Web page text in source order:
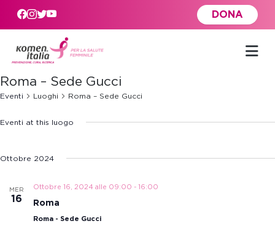
Skip to main content
DONA
Roma – Sede Gucci
Eventi Luoghi Roma – Sede Gucci
Eventi at this luogo
Ottobre 2024
MER
16
Ottobre 16, 2024 alle 09:00 - 16:00
Roma
Roma - Sede Gucci